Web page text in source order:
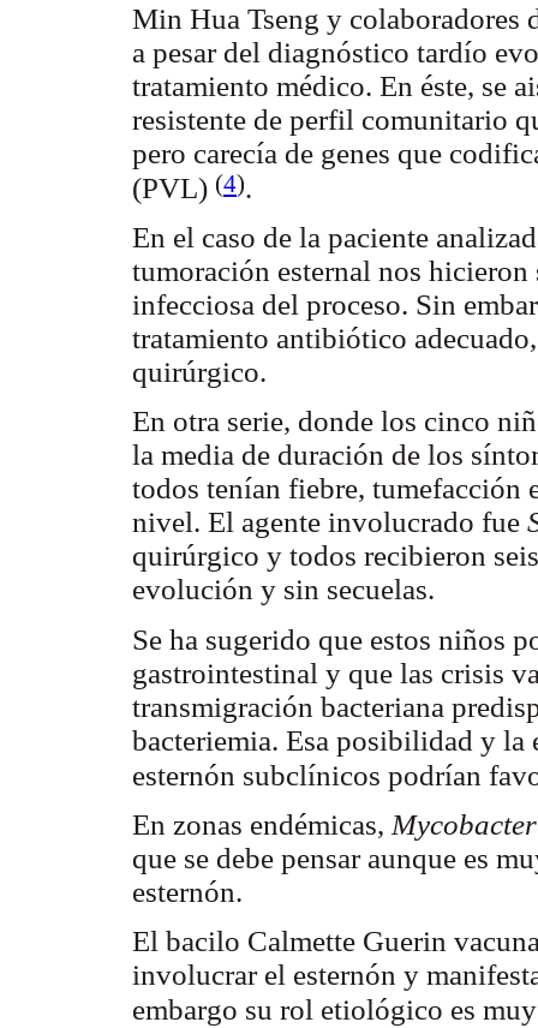
Min Hua Tseng y colaboradores
a pesar del diagnóstico tardío
tratamiento médico. En éste, se
resistente de perfil comunitario
pero carecía de genes que
(PVL) (4).
En el caso de la paciente
tumoración esternal nos
infecciosa del proceso. Sin
tratamiento antibiótico
quirúrgico.
En otra serie, donde los cinco
la media de duración de los
todos tenían fiebre, tumefacción
nivel. El agente involucrado fue
quirúrgico y todos recibieron
evolución y sin secuelas.
Se ha sugerido que estos niños
gastrointestinal y que las crisis
transmigración bacteriana
bacteriemia. Esa posibilidad y
esternón subclínicos podrían
En zonas endémicas,
que se debe pensar aunque es
esternón.
El bacilo Calmette Guerin
involucrar el esternón y
embargo su rol etiológico es